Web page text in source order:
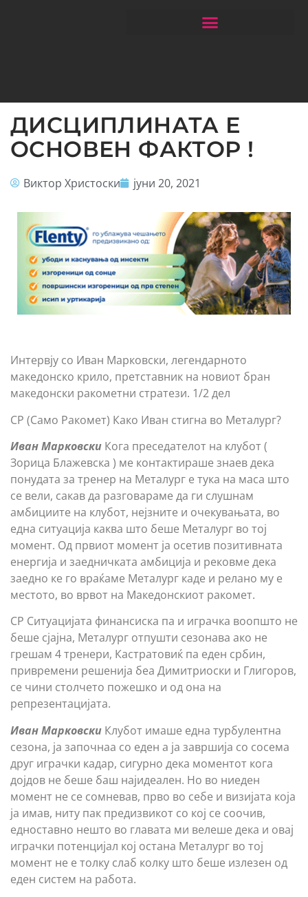
ДИСЦИПЛИНАТА Е
ОСНОВЕН ФАКТОР !
Виктор Христоски јуни 20, 2021
Интервју со Иван Марковски, легендарното
македонско крило, претставник на новиот бран
македонски ракометни стратези. 1/2 дел
СР (Само Ракомет) Како Иван стигна во Металург?
Иван Марковски Кога преседателот на клубот (
Зорица Блажевска ) ме контактираше знаев дека
понудата за тренер на Металург е тука на маса што
се вели, сакав да разговараме да ги слушнам
амбициите на клубот, нејзните и очекувањата, во
една ситуација каква што беше Металург во тој
момент. Од првиот момент ја осетив позитивната
енергија и заедничката амбиција и рековме дека
заедно ке го враќаме Металург каде и релано му е
местото, во врвот на Македонскиот ракомет.
СР Ситуацијата финансиска па и играчка воопшто не
беше сјајна, Металург отпушти сезонава ако не
грешам 4 тренери, Кастратовиќ па еден србин,
привремени решенија беа Димитриоски и Глигоров,
се чини столчето пожешко и од она на
репрезентацијата.
Иван Марковски Клубот имаше една турбулентна
сезона, ја започнаа со еден а ја завршија со сосема
друг играчки кадар, сигурно дека моментот кога
дојдов не беше баш најидеален. Но во ниеден
момент не се сомневав, прво во себе и визијата која
ја имав, ниту пак предизвикот со кој се соочив,
едноставно нешто во главата ми велеше дека и овај
играчки потенцијал кој остана Металург во тој
момент не е толку слаб колку што беше излезен од
еден систем на работа.